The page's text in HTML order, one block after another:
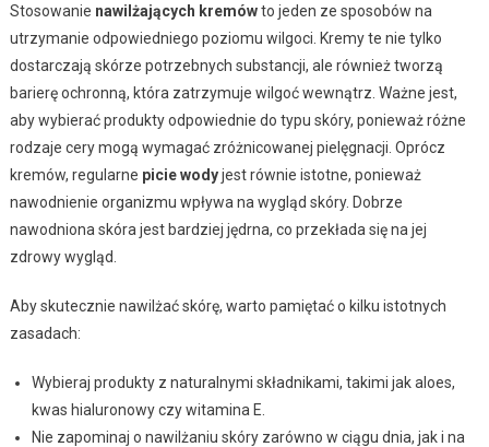
Stosowanie nawilżających kremówto jeden ze sposobów na
utrzymanie odpowiedniego poziomu wilgoci. Kremy te nie tylko
dostarczają skórze potrzebnych substancji, ale również tworzą
barierę ochronną, która zatrzymuje wilgoć wewnątrz. Ważne jest,
aby wybierać produkty odpowiednie do typu skóry, ponieważ różne
rodzaje cery mogą wymagać zróżnicowanej pielęgnacji. Oprócz
kremów, regularne picie wodyjest równie istotne, ponieważ
nawodnienie organizmu wpływa na wygląd skóry. Dobrze
nawodniona skóra jest bardziej jędrna, co przekłada się na jej
zdrowy wygląd.
Aby skutecznie nawilżać skórę, warto pamiętać o kilku istotnych
zasadach:
Wybieraj produkty z naturalnymi składnikami, takimi jak aloes,
kwas hialuronowy czy witamina E.
Nie zapominaj o nawilżaniu skóry zarówno w ciągu dnia, jak i na